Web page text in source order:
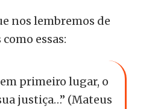
nos lembremos de
essas:
primeiro lugar, o
justiça…” (Mateus